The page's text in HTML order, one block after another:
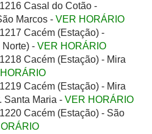
Casal do Cotão -
Marcos - VER HORÁRIO
Cacém (Estação) -
- VER HORÁRIO
Cacém (Estação) - Mira
Cacém (Estação) - Mira
Santa Maria - VER HORÁRIO
Cacém (Estação) - São